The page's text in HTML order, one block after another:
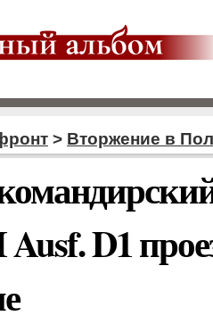
> Вторжение в
D1